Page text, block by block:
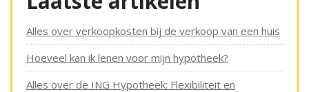
Alles over verkoopkosten bij de verkoop van een huis
Hoeveel kan ik lenen voor mijn hypotheek?
Alles over de ING Hypotheek: Flexibiliteit en